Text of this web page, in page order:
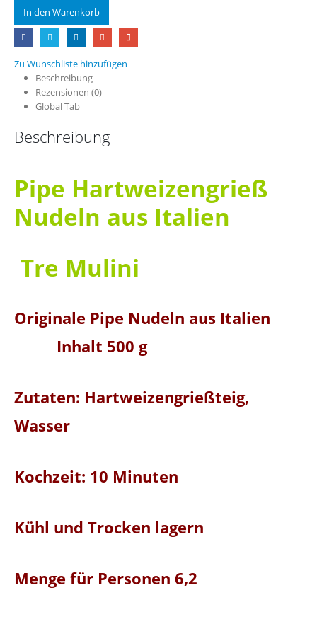
In den Warenkorb
Zu Wunschliste hinzufügen
Beschreibung
Rezensionen (0)
Global Tab
Beschreibung
Pipe Hartweizengrieß
Nudeln aus Italien
Tre Mulini
Originale Pipe Nudeln aus Italien
Inhalt 500 g
Zutaten: Hartweizengrießteig,
Wasser
Kochzeit: 10 Minuten
Kühl und Trocken lagern
Menge für Personen 6,2